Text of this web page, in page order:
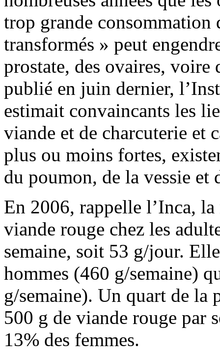
trop grande consommation
transformés » peut
prostate, des ovaires,
publié en juin dernier,
estimait convaincants les
viande et de charcuterie et
plus ou moins fortes,
du poumon, de la vessie et
En 2006, rappelle l’Inca,
viande rouge chez les
semaine, soit 53 g/jour.
hommes (460 g/semaine)
g/semaine). Un quart de la
500 g de viande rouge par
13% des femmes.